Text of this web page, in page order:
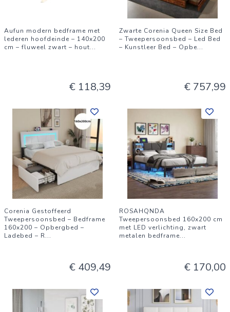
Aufun modern bedframe met
lederen hoofdeinde – 140x200
cm – fluweel zwart – hout...
€ 118,39
Zwarte Corenia Queen Size Bed
– Tweepersoonsbed – Led Bed
– Kunstleer Bed – Opbe...
€ 757,99
Corenia Gestoffeerd
Tweepersoonsbed – Bedframe
160x200 – Opbergbed –
Ladebed – R...
€ 409,49
ROSAHQNDA
Tweepersoonsbed 160x200 cm
met LED verlichting, zwart
metalen bedframe...
€ 170,00